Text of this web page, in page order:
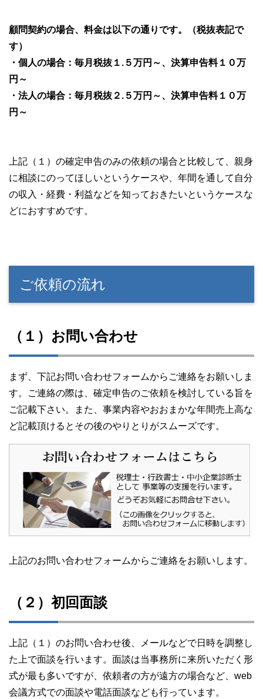
顧問契約の場合、料金は以下の通りです。（税抜表記で
す）
・個人の場合：毎月税抜１.５万円～、決算申告料１０万
円～
・法人の場合：毎月税抜２.５万円～、決算申告料１０万
円～
上記（１）の確定申告のみの依頼の場合と比較して、親身
に相談にのってほしいというケースや、年間を通して自分
の収入・経費・利益などを知っておきたいというケースな
どにおすすめです。
ご依頼の流れ
（１）お問い合わせ
まず、下記お問い合わせフォームからご連絡をお願いしま
す。ご連絡の際は、確定申告のご依頼を検討している旨を
ご記載下さい。また、事業内容やおおまかな年間売上高な
ど記載頂けるとその後のやりとりがスムーズです。
上記のお問い合わせフォームからご連絡をお願いします。
（２）初回面談
上記（１）のお問い合わせ後、メールなどで日時を調整し
た上で面談を行います。面談は当事務所に来所いただく形
式が最も多いですが、依頼者の方が遠方の場合など、web
会議方式での面談や電話面談なども行っています。